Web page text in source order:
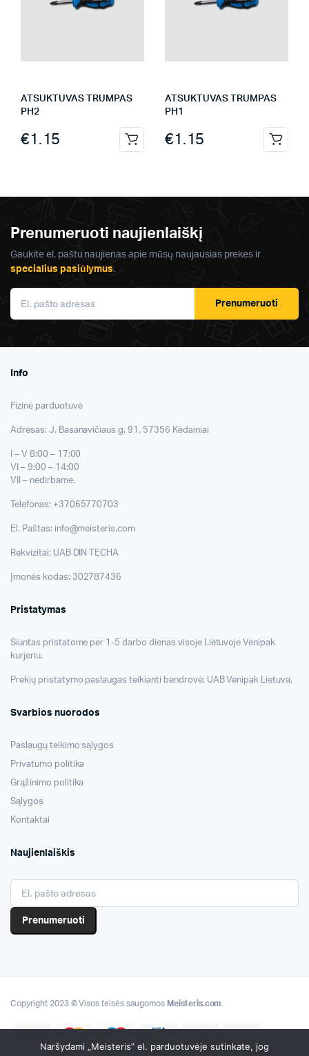
ATSUKTUVAS TRUMPAS
PH2
€1.15
ATSUKTUVAS TRUMPAS
PH1
€1.15
Prenumeruoti naujienlaiškį
Gaukite el. paštu naujienas apie mūsų naujausias prekes ir
specialius pasiūlymus.
Prenumeruoti
Info
Fizinė parduotuvė
Adresas: J. Basanavičiaus g. 91, 57356 Kėdainiai
I – V 8:00 – 17:00
VI – 9:00 – 14:00
VII – nedirbame.
Telefonas: +37065770703
El. Paštas: info@meisteris.com
Rekvizitai: UAB DIN TECHA
Įmonės kodas: 302787436
Pristatymas
Siuntas pristatome per 1-5 darbo dienas visoje Lietuvoje Venipak
kurjeriu.
Prekių pristatymo paslaugas teikianti bendrovė: UAB Venipak Lietuva.
Svarbios nuorodos
Paslaugų teikimo sąlygos
Privatumo politika
Grąžinimo politika
Sąlygos
Kontaktai
Naujienlaiškis
Prenumeruoti
Copyright 2023 © Visos teisės saugomos Meisteris.com
Naršydami „Meisteris” el. parduotuvėje sutinkate, jog